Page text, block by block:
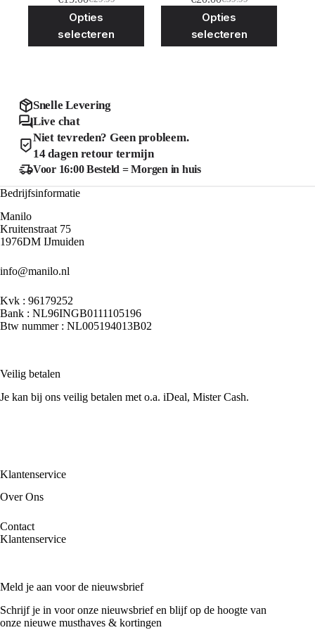
Oorspronkelijke
prijs
was:
Huidige
prijs
is:
Opties
selecteren
meerdere
op
de
productpagina
Oorspronkelijke
prijs
was:
Huidige
prijs
is:
Opties
selecteren
Snelle Levering
Live chat
Niet tevreden? Geen probleem.
14 dagen retour termijn
Voor 16:00 Besteld = Morgen in huis
Bedrijfsinformatie
Manilo
Kruitenstraat 75
1976DM IJmuiden
info@manilo.nl
Kvk : 96179252
Bank : NL96INGB0111105196
Btw nummer : NL005194013B02
Veilig betalen
Je kan bij ons veilig betalen met o.a. iDeal, Mister Cash.
Klantenservice
Over Ons
Contact
Klantenservice
Meld je aan voor de nieuwsbrief
Schrijf je in voor onze nieuwsbrief en blijf op de hoogte van
onze nieuwe musthaves & kortingen